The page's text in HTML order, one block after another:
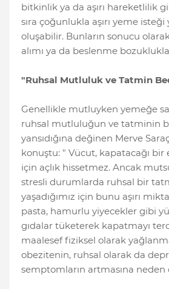
bitkinlik ya da aşırı hareketlilik
sıra çoğunlukla aşırı yeme
oluşabilir. Bunların sonucu
alımı ya da beslenme
"Ruhsal Mutluluk ve Tatmin
Genellikle mutluyken yemeğe
ruhsal mutluluğun ve tatminin
yansıdığına değinen Merve
konuştu: " Vücut, kapatacağı bir
için açlık hissetmez. Ancak
stresli durumlarda ruhsal bir
yaşadığımız için bunu aşırı
pasta, hamurlu yiyecekler gibi
gıdalar tüketerek kapatmayı
maalesef fiziksel olarak
obezitenin, ruhsal olarak da
semptomların artmasına neden